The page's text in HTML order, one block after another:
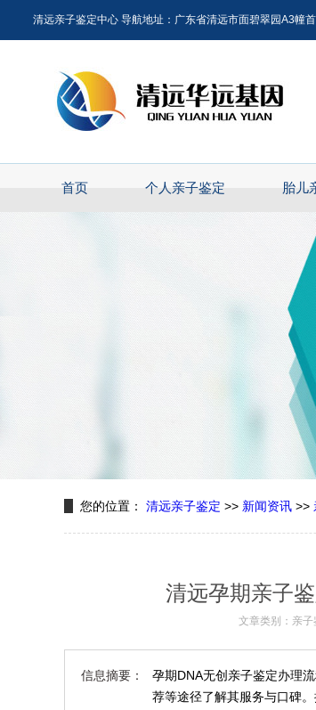
清远亲子鉴定中心 导航地址：广东省清远市面碧翠园A3幢
首页 个人亲子鉴定 胎儿
您的位置： 清远亲子鉴定 >> 新闻资讯 >>
清远孕期亲子
文章类别：亲子
信息摘要：
孕期DNA无创亲子鉴定办理
荐等途径了解其服务与口碑